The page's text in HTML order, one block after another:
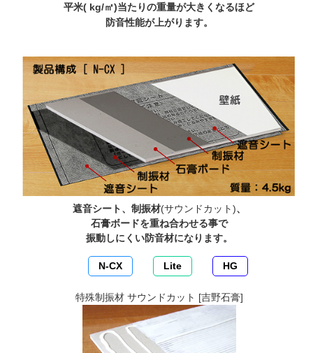
平米( kg/㎡)当たりの重量が大きくなるほど
防音性能が上がります。
遮音シート、制振材(サウンドカット)、
石膏ボードを重ね合わせる事で
振動しにくい防音材になります。
N-CX Lite HG
特殊制振材 サウンドカット [吉野石膏]